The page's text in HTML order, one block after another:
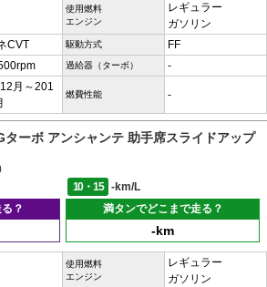
使用燃料
エンジン
レギュラー
ガソリン
CVT 駆動方式 FF
過給器（ターボ） -
月～201
燃費性能 -
ーボ アンシャンテ 助手席スライドアップ
10・15
-km/L
？
満タンでどこまで走る？
-km
使用燃料
エンジン
レギュラー
ガソリン